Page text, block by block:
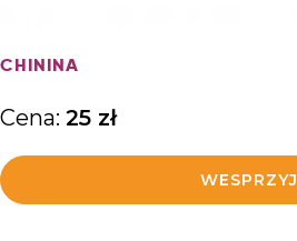
CHININA
Cena: 25 zł
WESPRZYJ